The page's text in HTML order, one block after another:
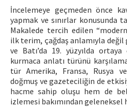
İncelemeye geçmeden önce
yapmak ve sınırlar konusunda
Makalede tercih edilen
ilk terim, çağdaş anlamıyla değil
ve Batı’da 19. yüzyılda ortaya
kurmaca anlatı türünü
tür Amerika, Fransa, Rusya
doğmuş ve gazeteciliğin de
hacme sahip oluşu hem de
izlemesi bakımından geleneksel